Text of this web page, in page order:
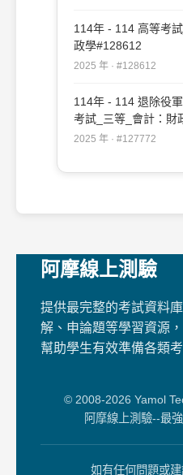
114年 - 114 高等考
政學#128612
2025 年 · #128612
114年 - 114 退除役
考試_三等_會計：財
2025 年 · #127772
阿摩線上測驗
提供最完整的考試資料
解、申論題等學習資源，
幫助學生有效準備各類考
© 2008-2026 Yamol
阿摩線上測驗--最
如有任何問題或